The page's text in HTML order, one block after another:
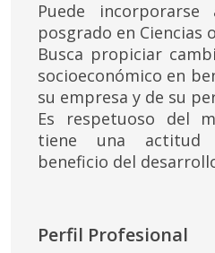
Puede
posgrado en Ciencias
Busca propiciar
socioeconómico en
su empresa y de su
Es respetuoso del
tiene una actitud
beneficio del
Perfil Profesional